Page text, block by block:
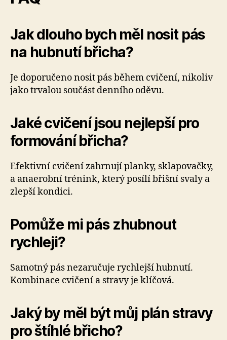
Jak dlouho bych měl nosit pás
na hubnutí břicha?
Je doporučeno nosit pás během cvičení, nikoliv
jako trvalou součást denního oděvu.
Jaké cvičení jsou nejlepší pro
formování břicha?
Efektivní cvičení zahrnují planky, sklapovačky,
a anaerobní trénink, který posílí břišní svaly a
zlepší kondici.
Pomůže mi pás zhubnout
rychleji?
Samotný pás nezaručuje rychlejší hubnutí.
Kombinace cvičení a stravy je klíčová.
Jaký by měl být můj plán stravy
pro štíhlé břicho?